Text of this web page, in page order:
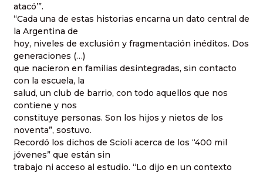
atacó’”.
“Cada una de estas historias encarna un dato central de
la Argentina de
hoy, niveles de exclusión y fragmentación inéditos. Dos
generaciones (…)
que nacieron en familias desintegradas, sin contacto
con la escuela, la
salud, un club de barrio, con todo aquellos que nos
contiene y nos
constituye personas. Son los hijos y nietos de los
noventa”, sostuvo.
Recordó los dichos de Scioli acerca de los “400 mil
jóvenes” que están sin
trabajo ni acceso al estudio. “Lo dijo en un contexto